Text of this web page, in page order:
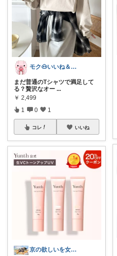
モク🐽いいね＆フォローに感謝💕
まだ普通のTシャツで満足して
る？贅沢なオー ...
￥ 2,499
1 0 1
コレ いいね
京の欲しいを女性に向けて